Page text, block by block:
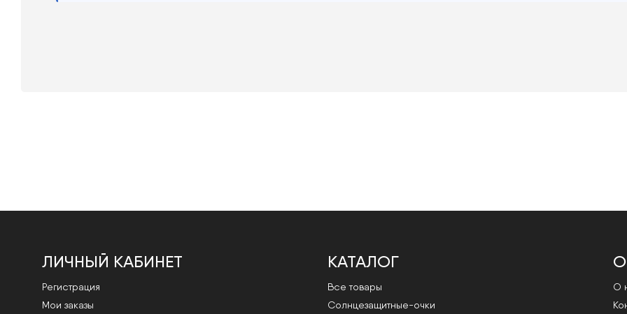
ЛИЧНЫЙ КАБИНЕТ
Регистрация
Мои заказы
КАТАЛОГ
Все товары
Cолнцезащитные-очки
О